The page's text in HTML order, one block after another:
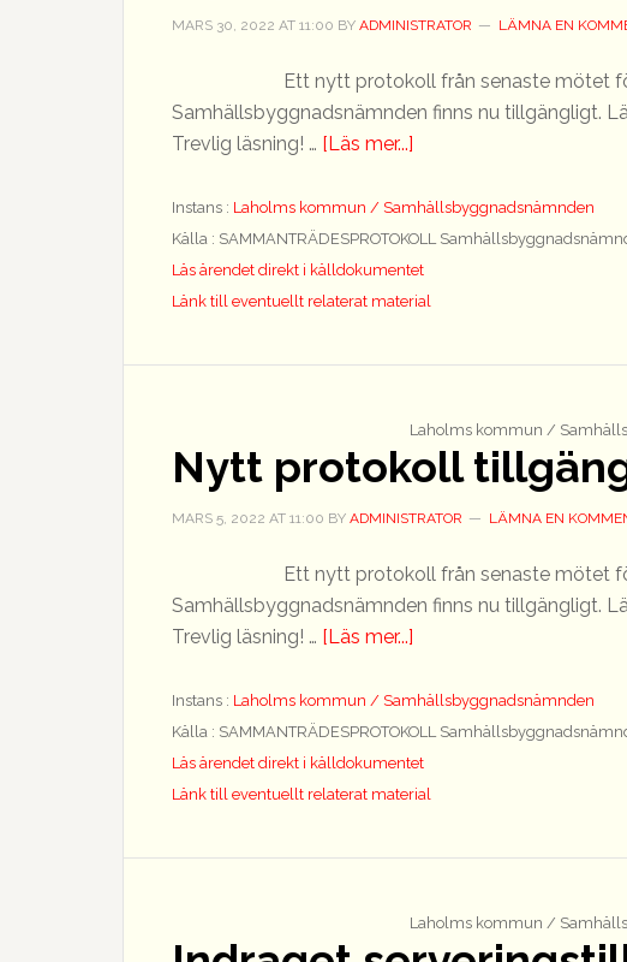
MARS 30, 2022 AT 11:00 BY ADMINISTRATOR LÄMNA EN
Ett nytt protokoll från senaste mötet
Samhällsbyggnadsnämnden finns nu tillgängligt.
Trevlig läsning! … [Läs mer...]
protokoll
tillgängligt
Instans : Laholms kommun / Samhällsbyggnadsnämnden
Källa : SAMMANTRÄDESPROTOKOLL
Läs ärendet direkt i källdokumentet
Länk till eventuellt relaterat material
Laholms kommun /
Nytt protokoll
MARS 5, 2022 AT 11:00 BY ADMINISTRATOR LÄMNA EN
Ett nytt protokoll från senaste mötet
Samhällsbyggnadsnämnden finns nu tillgängligt.
Trevlig läsning! … [Läs mer...]
protokoll
tillgängligt
Instans : Laholms kommun / Samhällsbyggnadsnämnden
Källa : SAMMANTRÄDESPROTOKOLL
Läs ärendet direkt i källdokumentet
Länk till eventuellt relaterat material
Laholms kommun /